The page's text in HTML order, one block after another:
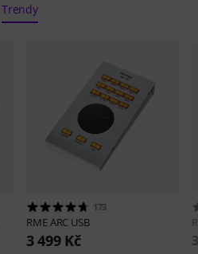
Trendy
173
RMEARC USB
3 499 Kč